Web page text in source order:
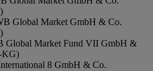
Global Market GmbH & Co.
Global Market Fund VII GmbH &
KG)
8 GmbH & Co.